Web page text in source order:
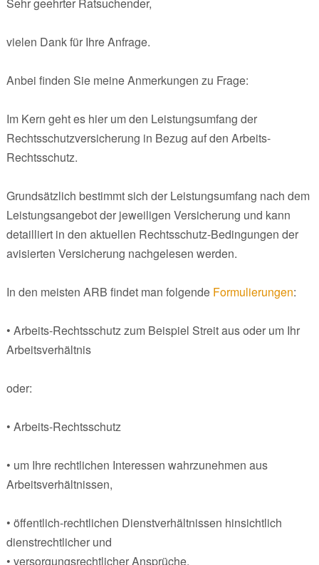
vielen Dank für Ihre Anfrage.
Anbei finden Sie meine Anmerkungen zu Frage:
Im Kern geht es hier um den Leistungsumfang der
Rechtsschutzversicherung in Bezug auf den Arbeits-
Rechtsschutz.
Grundsätzlich bestimmt sich der Leistungsumfang nach dem
Leistungsangebot der jeweiligen Versicherung und kann
detailliert in den aktuellen Rechtsschutz-Bedingungen der
avisierten Versicherung nachgelesen werden.
In den meisten ARB findet man folgende Formulierungen:
• Arbeits-Rechtsschutz zum Beispiel Streit aus oder um Ihr
Arbeitsverhältnis
oder:
• Arbeits-Rechtsschutz
• um Ihre rechtlichen Interessen wahrzunehmen aus
Arbeitsverhältnissen,
• öffentlich-rechtlichen Dienstverhältnissen hinsichtlich
dienstrechtlicher und
• versorgungsrechtlicher Ansprüche.